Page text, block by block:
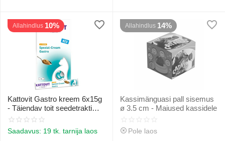
Allahindlus 10%
Kattovit Gastro kreem 6x15g
- Täiendav toit seedetrakti
funktsiooni toetuseks
Saadavus: 19 tk. tarnija laos
Allahindlus 14%
Kassimänguasi pall sisemus
ø 3.5 cm - Maiused kassidele
Pole laos